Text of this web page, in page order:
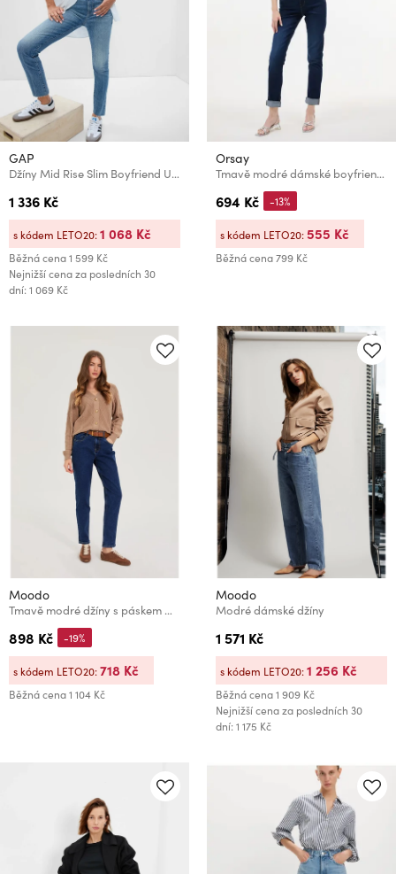
GAP
Džíny Mid Rise Slim Boyfriend Universal Washwell GAP
1 336 Kč
Běžná cena1 599 Kč
Nejnižší cena za posledních 30
dní: 1 069 Kč
s kódem LETO20:1 068 Kč
Orsay
Tmavě modré dámské boyfriend džíny ORSAY
694 Kč
Běžná cena799 Kč
-13%
s kódem LETO20:555 Kč
Moodo
Tmavě modré džíny s páskem Moodo
898 Kč
Běžná cena1 104 Kč
-19%
s kódem LETO20:718 Kč
Moodo
Modré dámské džíny
1 571 Kč
Běžná cena1 909 Kč
Nejnižší cena za posledních 30
dní: 1 175 Kč
s kódem LETO20:1 256 Kč